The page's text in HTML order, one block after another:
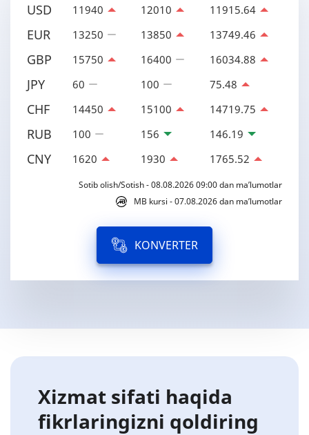
USD 11940 12010 11915.64
EUR 13250 13850 13749.46
GBP 15750 16400 16034.88
JPY 60 100 75.48
CHF 14450 15100 14719.75
RUB 100 156 146.19
CNY 1620 1930 1765.52
Sotib olish/Sotish - 08.08.2026 09:00 dan ma’lumotlar
MB kursi - 07.08.2026 dan ma’lumotlar
KONVERTER
Xizmat sifati haqida
fikrlaringizni qoldiring